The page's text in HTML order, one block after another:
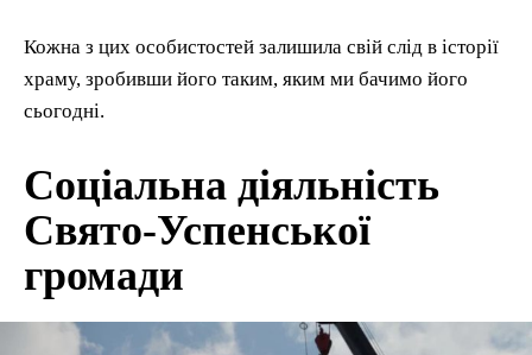
Кожна з цих особистостей залишила свій слід в історії
храму, зробивши його таким, яким ми бачимо його
сьогодні.
Соціальна діяльність
Свято-Успенської
громади